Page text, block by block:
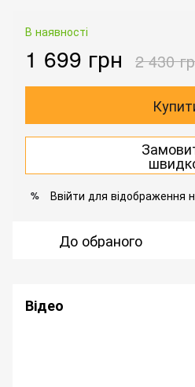
В наявності
1 699 грн 2 430
% Ввійти для відображення
До обраного
Відео